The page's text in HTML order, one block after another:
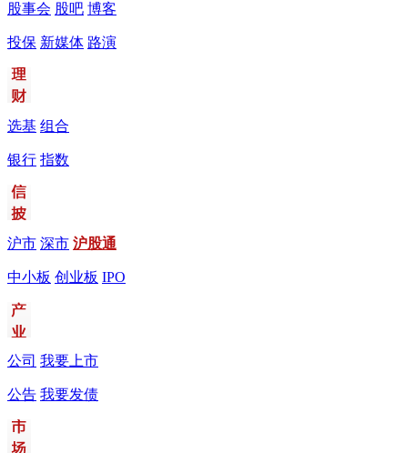
股事会 股吧 博客
投保 新媒体 路演
选基 组合
银行 指数
沪市 深市 沪股通
中小板 创业板 IPO
公司 我要上市
公告 我要发债